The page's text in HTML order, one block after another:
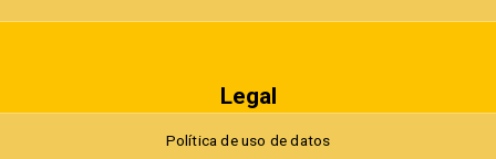
Legal
Política de uso de datos